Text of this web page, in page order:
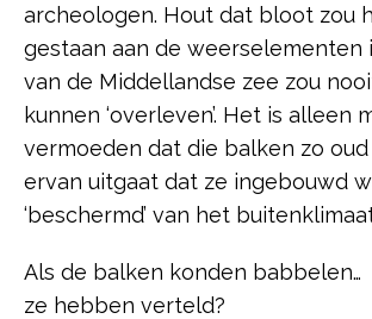
archeologen. Hout dat bloot zou
gestaan aan de weerselementen
van de Middellandse zee zou
kunnen ‘overleven’. Het is alleen
vermoeden dat die balken zo oud
ervan uitgaat dat ze ingebouwd
‘beschermd’ van het
Als de balken konden babbelen…
ze hebben verteld?